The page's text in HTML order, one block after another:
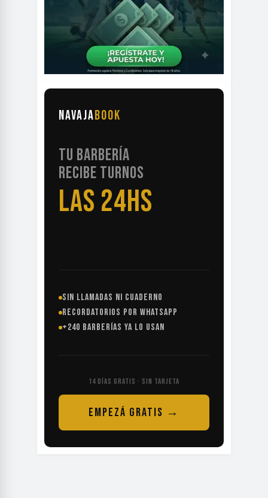
NAVAJABOOK
TU BARBERÍA
RECIBE TURNOS
LAS 24HS
SIN LLAMADAS NI CUADERNO
RECORDATORIOS POR WHATSAPP
+240 BARBERÍAS YA LO USAN
14 DÍAS GRATIS · SIN TARJETA
EMPEZÁ GRATIS →